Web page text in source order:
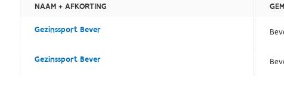
NAAM + AFKORTING
Gezinssport Bever
Gezinssport Bever